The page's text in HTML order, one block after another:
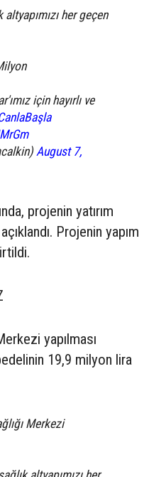
her geçen
için hayırlı ve
August 7,
projenin yatırım
Projenin yapım
yapılması
19,9 milyon lira
Merkezi